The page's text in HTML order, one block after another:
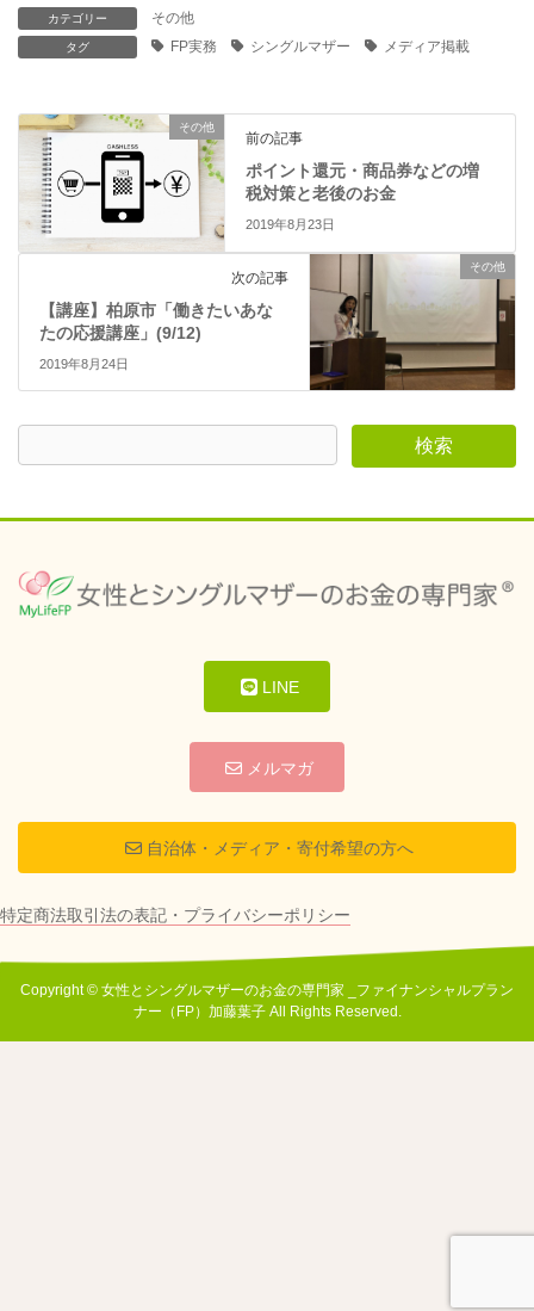
ド
ウ
で
開
)
さ
い
新
ィ
ン
ド
ウ
で
開
き
ま
)
カテゴリー その他
タグ FP実務 シングルマザー メディア掲載
その他
前の記事
ポイント還元・商品券などの増
税対策と老後のお金
2019年8月23日
その他
次の記事
【講座】柏原市「働きたいあな
たの応援講座」(9/12)
2019年8月24日
LINE
メルマガ
自治体・メディア・寄付希望の方へ
特定商法取引法の表記・プライバシーポリシー
Copyright © 女性とシングルマザーのお金の専門家 _ファイナンシャルプラン
ナー（FP）加藤葉子 All Rights Reserved.